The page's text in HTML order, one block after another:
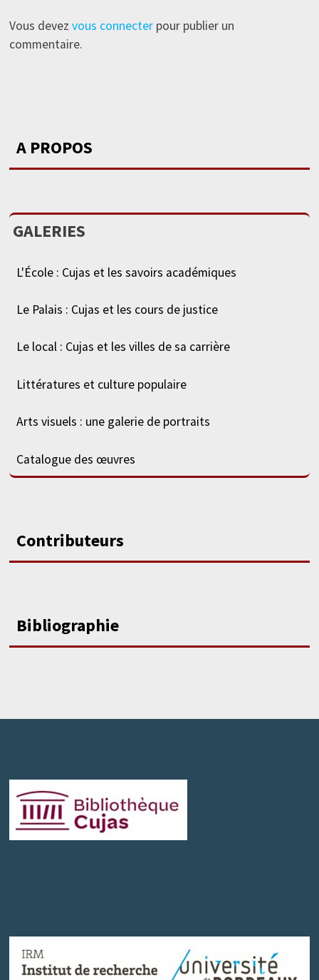
Vous devez vous connecterpour publier un
commentaire.
A PROPOS
GALERIES
L'École : Cujas et les savoirs académiques
Le Palais : Cujas et les cours de justice
Le local : Cujas et les villes de sa carrière
Littératures et culture populaire
Arts visuels : une galerie de portraits
Catalogue des œuvres
Contributeurs
Bibliographie